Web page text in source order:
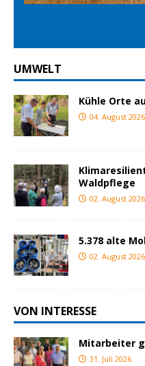
ious
UMWELT
Kühle Orte
04. August 2026
Waldpflege
02. August 2026
5.378 alte
02. August 2026
VON INTERESSE
Mitarbeiter
31. Juli 2026